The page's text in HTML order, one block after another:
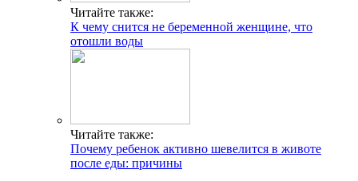
Читайте также:
К чему снится не беременной женщине, что
отошли воды
Читайте также:
Почему ребенок активно шевелится в животе
после еды: причины